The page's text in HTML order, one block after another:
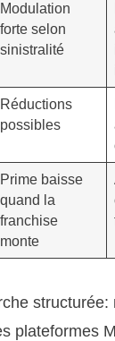
Modulation
forte selon
sinistralité
Réductions
possibles
Prime baisse
quand la
franchise
monte
structurée:
plateformes